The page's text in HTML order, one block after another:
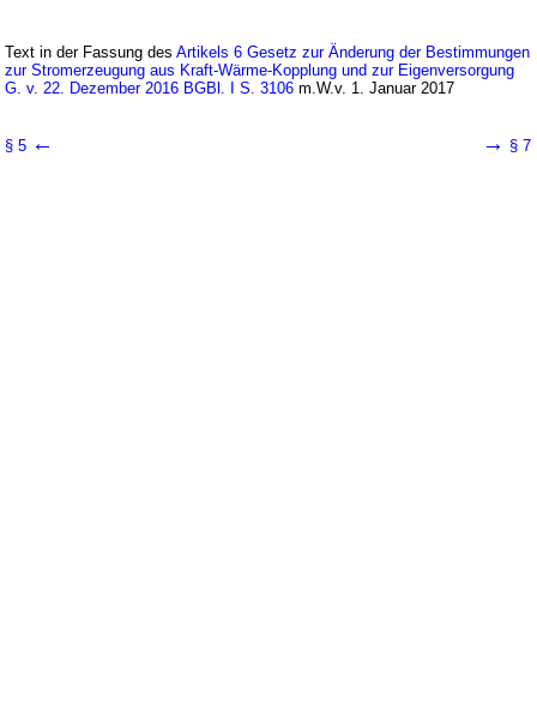
Text in der Fassung desArtikels 6 Gesetz zur Änderung der Bestimmungen
zur Stromerzeugung aus Kraft-Wärme-Kopplung und zur Eigenversorgung
G. v. 22. Dezember 2016 BGBl. I S. 3106 m.W.v. 1. Januar 2017
§ 5 ← → § 7